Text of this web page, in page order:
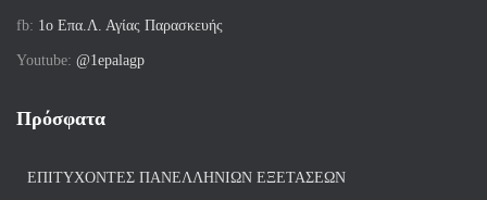
fb: 1ο Επα.Λ. Αγίας Παρασκευής
Youtube: @1epalagp
Πρόσφατα
ΕΠΙΤΥΧΌΝΤΕΣ ΠΑΝΕΛΛΗΝΊΩΝ ΕΞΕΤΆΣΕΩΝ